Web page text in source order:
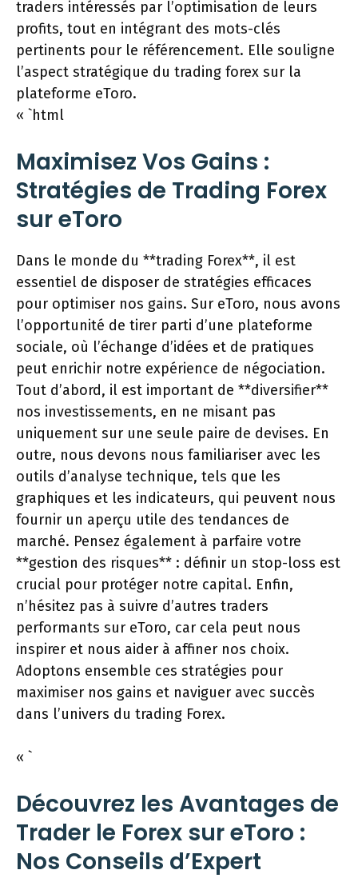
traders intéressés par l’optimisation de leurs
profits, tout en intégrant des mots-clés
pertinents pour le référencement. Elle souligne
l’aspect stratégique du trading forex sur la
plateforme eToro.
« `html
Maximisez Vos Gains :
Stratégies de Trading Forex
sur eToro
Dans le monde du **trading Forex**, il est
essentiel de disposer de stratégies efficaces
pour optimiser nos gains. Sur eToro, nous avons
l’opportunité de tirer parti d’une plateforme
sociale, où l’échange d’idées et de pratiques
peut enrichir notre expérience de négociation.
Tout d’abord, il est important de **diversifier**
nos investissements, en ne misant pas
uniquement sur une seule paire de devises. En
outre, nous devons nous familiariser avec les
outils d’analyse technique, tels que les
graphiques et les indicateurs, qui peuvent nous
fournir un aperçu utile des tendances de
marché. Pensez également à parfaire votre
**gestion des risques** : définir un stop-loss est
crucial pour protéger notre capital. Enfin,
n’hésitez pas à suivre d’autres traders
performants sur eToro, car cela peut nous
inspirer et nous aider à affiner nos choix.
Adoptons ensemble ces stratégies pour
maximiser nos gains et naviguer avec succès
dans l’univers du trading Forex.
« `
Découvrez les Avantages de
Trader le Forex sur eToro :
Nos Conseils d’Expert